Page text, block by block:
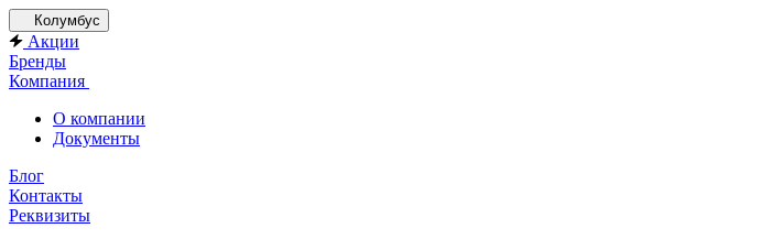
Колумбус
Акции
Бренды
Компания
О компании
Документы
Блог
Контакты
Реквизиты